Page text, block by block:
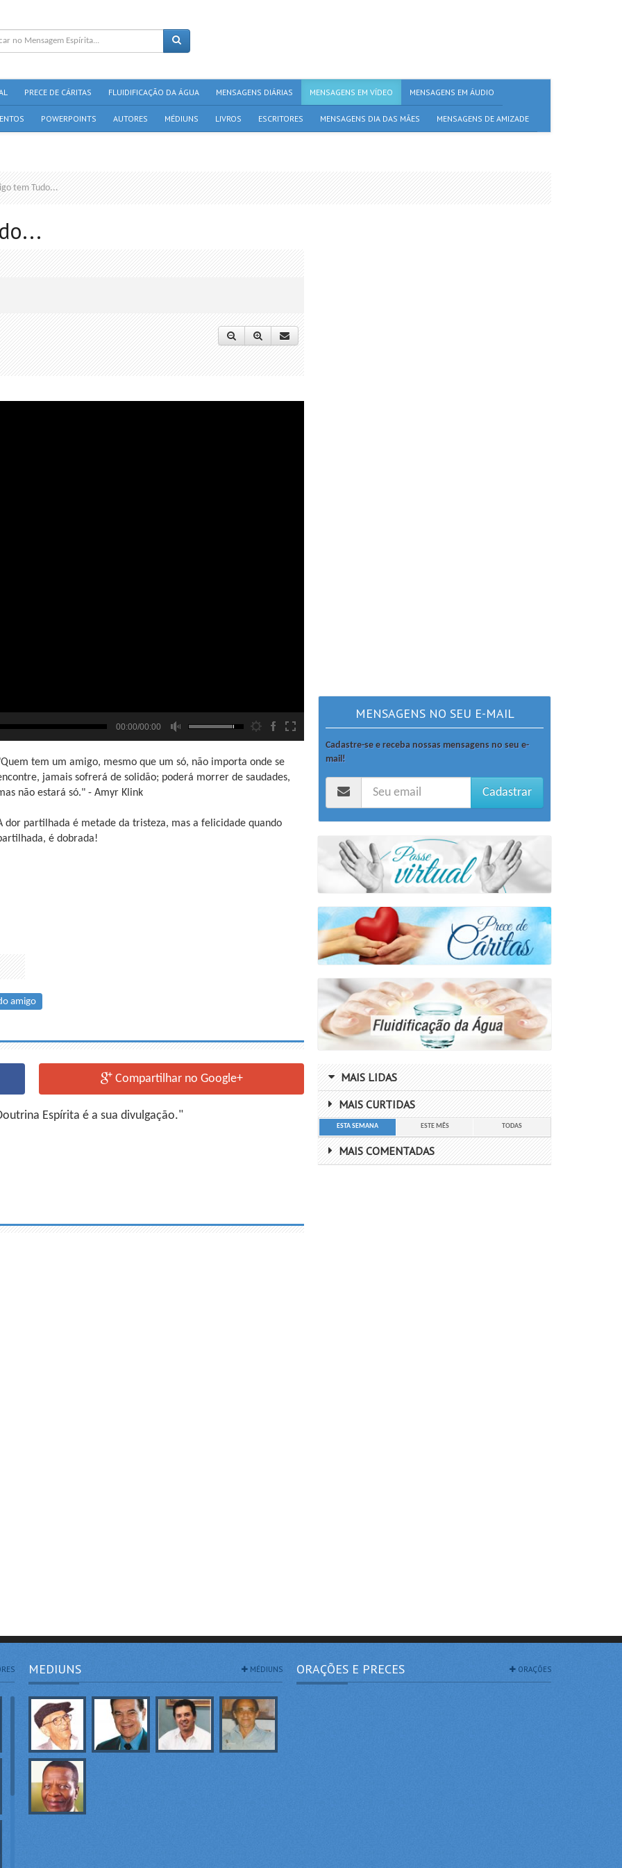
PRECE DE CÁRITAS FLUIDIFICAÇÃO DA ÁGUA MENSAGENS DIÁRIAS MENSAGENS EM VÍDEO MENSAGENS EM ÁUDIO
POWERPOINTS AUTORES MÉDIUNS LIVROS ESCRITORES MENSAGENS DIA DAS MÃES MENSAGENS DE AMIZADE
tem Tudo...
00:00/00:00
tem um amigo, mesmo que um só, não importa onde se
jamais sofrerá de solidão; poderá morrer de saudades,
não estará só." - Amyr Klink
dor partilhada é metade da tristeza, mas a felicidade quando
é dobrada!
amigo
Compartilhar no Google+
Espírita é a sua divulgação."
MENSAGENS NO SEU E-MAIL
Cadastre-se e receba nossas mensagens no seu e-
mail!
Cadastrar
MAIS LIDAS
MAIS CURTIDAS
ESTA SEMANA ESTE MÊS TODAS
MAIS COMENTADAS
MEDIUNS MÉDIUNS ORAÇÕES E PRECES ORAÇÕES